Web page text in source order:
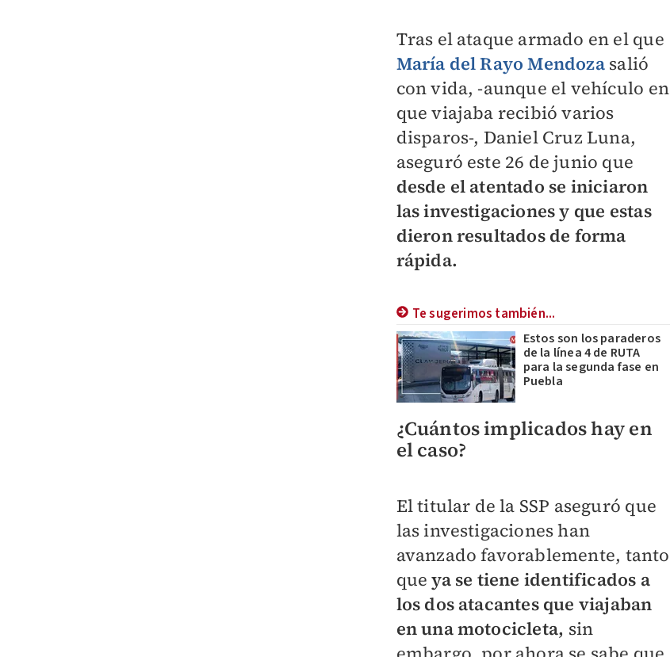
Tras el ataque armado en el que
María del Rayo Mendozasalió
con vida, -aunque el vehículo en
que viajaba recibió varios
disparos-, Daniel Cruz Luna,
aseguró este 26 de junio que
desde el atentado se iniciaron
las investigaciones y que estas
dieron resultados de forma
rápida.
Te sugerimos también...
Estos son los paraderos
de la línea 4 de RUTA
para la segunda fase en
Puebla
¿Cuántos implicados hay en
el caso?
El titular de la SSP aseguró que
las investigaciones han
avanzado favorablemente, tanto
queya se tiene identificados a
los dos atacantes que viajaban
en una motocicleta, sin